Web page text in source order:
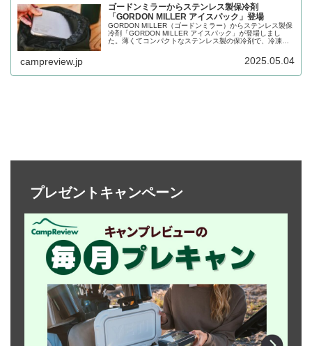
ゴードンミラーからステンレス製保冷剤
「GORDON MILLER アイスパック」登場
GORDON MILLER（ゴードンミラー）からステンレス製保
冷剤「GORDON MILLER アイスパック」が登場しまし
た。薄くてコンパクトなステンレス製の保冷剤で、冷凍庫
～3時間程度保冷が持続します。詳細をレビューします。
campreview.jp 2025.05.04
プレゼントキャンペーン